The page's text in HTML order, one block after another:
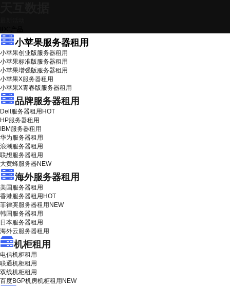
小苹果服务器租用
小苹果创业版服务器租用
小苹果标准版服务器租用
小苹果增强版服务器租用
小苹果X服务器租用
小苹果X青春版服务器租用
品牌服务器租用
Dell服务器租用 HOT
HP服务器租用
IBM服务器租用
华为服务器租用
浪潮服务器租用
联想服务器租用
大黄蜂服务器NEW
海外服务器租用
美国服务器租用
香港服务器租用 HOT
菲律宾服务器租用 NEW
韩国服务器租用
日本服务器租用
海外云服务器租用
机柜租用
电信机柜租用
联通机柜租用
双线机柜租用
百度BGP机房机柜租用 NEW